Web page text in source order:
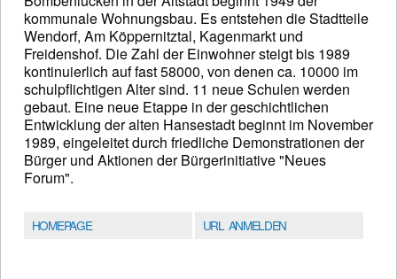
kommunale Wohnungsbau. Es entstehen die Stadtteile
Wendorf, Am Köppernitztal, Kagenmarkt und
Freidenshof. Die Zahl der Einwohner steigt bis 1989
kontinuierlich auf fast 58000, von denen ca. 10000 im
schulpflichtigen Alter sind. 11 neue Schulen werden
gebaut. Eine neue Etappe in der geschichtlichen
Entwicklung der alten Hansestadt beginnt im November
1989, eingeleitet durch friedliche Demonstrationen der
Bürger und Aktionen der Bürgerinitiative "Neues
Forum".
HOMEPAGE URL ANMELDEN